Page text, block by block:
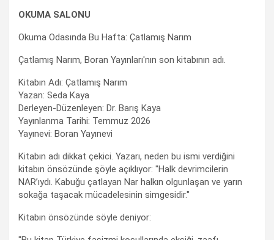
OKUMA SALONU
Okuma Odasında Bu Hafta: Çatlamış Narım
Çatlamış Narım, Boran Yayınları'nın son kitabının adı.
Kitabın Adı: Çatlamış Narım
Yazan: Seda Kaya
Derleyen-Düzenleyen: Dr. Barış Kaya
Yayınlanma Tarihi: Temmuz 2026
Yayınevi: Boran Yayınevi
Kitabın adı dikkat çekici. Yazarı, neden bu ismi verdiğini
kitabın önsözünde şöyle açıklıyor: "Halk devrimcilerin
NAR’ıydı. Kabuğu çatlayan Nar halkın olgunlaşan ve yarın
sokağa taşacak mücadelesinin simgesidir."
Kitabın önsözünde söyle deniyor: